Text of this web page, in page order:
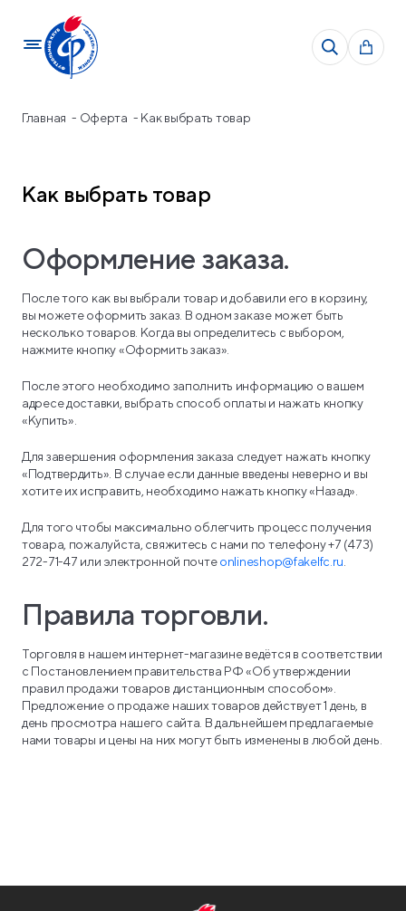
Главная Оферта Как выбрать товар
Как выбрать товар
Оформление заказа.
После того как вы выбрали товар и добавили его в корзину,
вы можете оформить заказ. В одном заказе может быть
несколько товаров. Когда вы определитесь с выбором,
нажмите кнопку «Оформить заказ».
После этого необходимо заполнить информацию о вашем
адресе доставки, выбрать способ оплаты и нажать кнопку
«Купить».
Для завершения оформления заказа следует нажать кнопку
«Подтвердить». В случае если данные введены неверно и вы
хотите их исправить, необходимо нажать кнопку «Назад».
Для того чтобы максимально облегчить процесс получения
товара, пожалуйста, свяжитесь с нами по телефону +7 (473)
272-71-47 или электронной почтеonlineshop@fakelfc.ru
Правила торговли.
Торговля в нашем интернет-магазине ведётся в соответствии
с Постановлением правительства РФ «Об утверждении
правил продажи товаров дистанционным способом».
Предложение о продаже наших товаров действует 1 день, в
день просмотра нашего сайта. В дальнейшем предлагаемые
нами товары и цены на них могут быть изменены в любой день.